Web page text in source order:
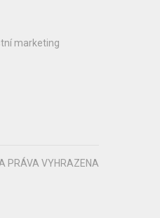
marketing
PRÁVA VYHRAZENA